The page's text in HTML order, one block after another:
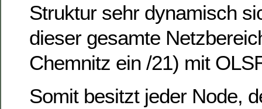
Struktur sehr dynamisch
dieser gesamte
Chemnitz ein /21) mit
Somit besitzt jeder Node,